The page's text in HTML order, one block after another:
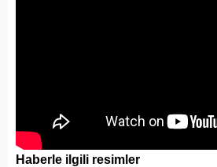
Haberle ilgili resimler